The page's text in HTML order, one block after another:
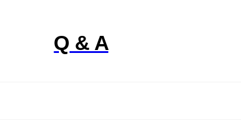
Q & A